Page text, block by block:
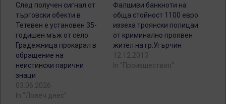
След получен сигнал от
търговски обекти в
Тетевен е установен 35-
годишен мъж от село
Градежница прокарал в
обращение на
неистински парични
знаци
03.06.2026
In "Ловеч днес"
Фалшиви банкноти на
обща стойност 1100 евро
иззеха троянски полицаи
от криминално проявен
жител на гр.Угърчин
12.12.2013
In "Произшествия"